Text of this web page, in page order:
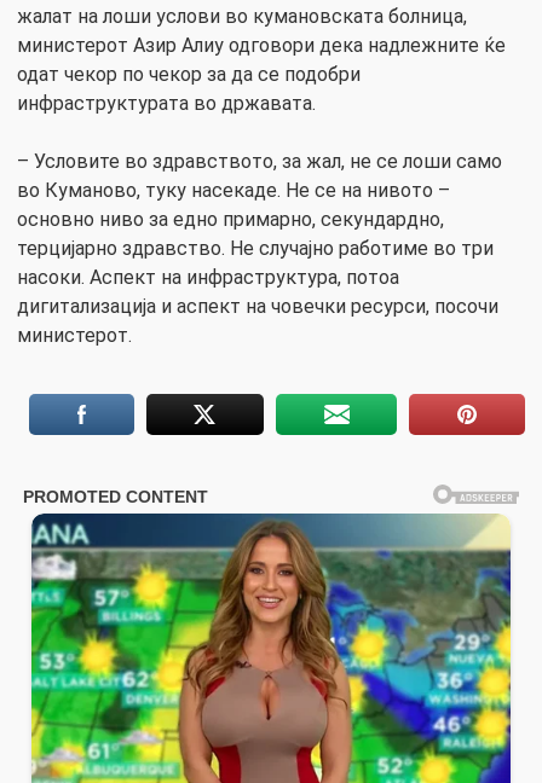
жалат на лоши услови во кумановската болница,
министерот Азир Алиу одговори дека надлежните ќе
одат чекор по чекор за да се подобри
инфраструктурата во државата.
– Условите во здравството, за жал, не се лоши само
во Куманово, туку насекаде. Не се на нивото –
основно ниво за едно примарно, секундардно,
терцијарно здравство. Не случајно работиме во три
насоки. Аспект на инфраструктура, потоа
дигитализација и аспект на човечки ресурси, посочи
министерот.